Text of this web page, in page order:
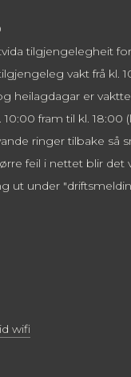
tilgjengelegheit
vakt frå kl.
heilagdagar er
fram til kl. 18:00
ringer tilbake så
feil i nettet blir det
ut under
wifi